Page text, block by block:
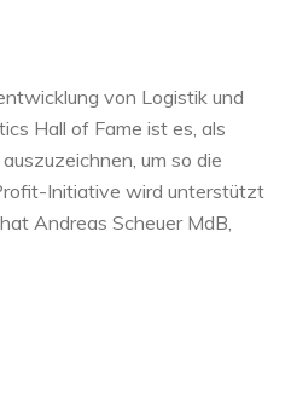
von Logistik und
Hall of Fame ist es, als
um so die
Initiative wird unterstützt
Andreas Scheuer MdB,